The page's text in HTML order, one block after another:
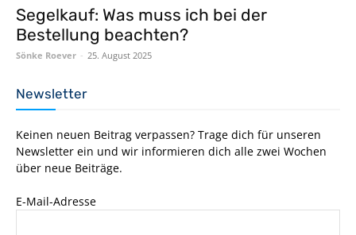
Segelkauf: Was muss ich bei der
Bestellung beachten?
Sönke Roever - 25. August 2025
Newsletter
Keinen neuen Beitrag verpassen? Trage dich für unseren
Newsletter ein und wir informieren dich alle zwei Wochen
über neue Beiträge.
E-Mail-Adresse